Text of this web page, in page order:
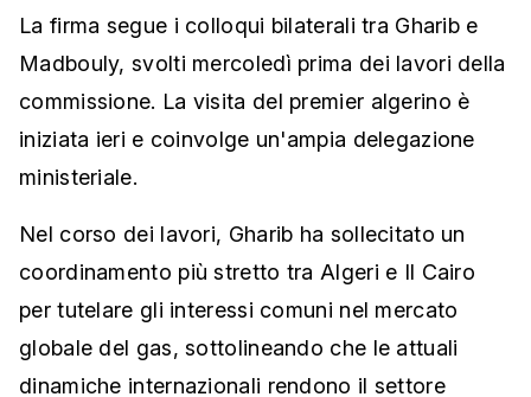
La firma segue i colloqui bilaterali tra Gharib e
Madbouly, svolti mercoledì prima dei lavori della
commissione. La visita del premier algerino è
iniziata ieri e coinvolge un'ampia delegazione
ministeriale.
Nel corso dei lavori, Gharib ha sollecitato un
coordinamento più stretto tra Algeri e Il Cairo
per tutelare gli interessi comuni nel mercato
globale del gas, sottolineando che le attuali
dinamiche internazionali rendono il settore